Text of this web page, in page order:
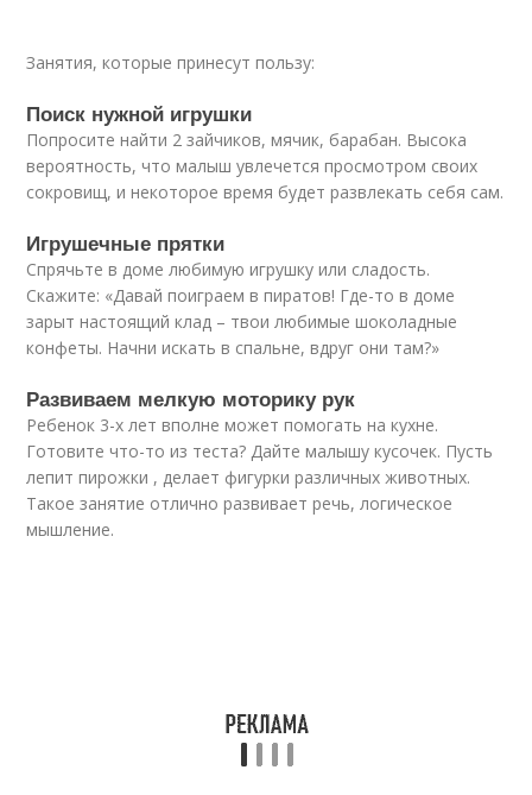
Занятия, которые принесут пользу:
Поиск нужной игрушки
Попросите найти 2 зайчиков, мячик, барабан. Высока
вероятность, что малыш увлечется просмотром своих
сокровищ, и некоторое время будет развлекать себя сам.
Игрушечные прятки
Спрячьте в доме любимую игрушку или сладость.
Скажите: «Давай поиграем в пиратов! Где-то в доме
зарыт настоящий клад – твои любимые шоколадные
конфеты. Начни искать в спальне, вдруг они там?»
Развиваем мелкую моторику рук
Ребенок 3-х лет вполне может помогать на кухне.
Готовите что-то из теста? Дайте малышу кусочек. Пусть
лепит пирожки , делает фигурки различных животных.
Такое занятие отлично развивает речь, логическое
мышление.